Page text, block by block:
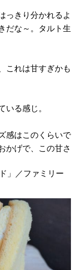
っきり分かれるよ
だな～。タルト生
これは甘すぎかも
いる感じ。
感はこのくらいで
かげで、この甘さ
」／ファミリー